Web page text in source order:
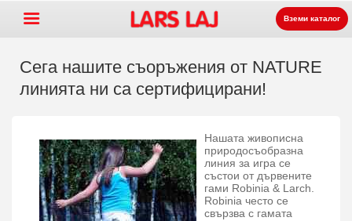
Go »
площадки
Парково и улично
оборудване
+
Спортни съоръжения +
Настилки +
Вземи каталог
Сега нашите съоръжения от NATURE
линията ни са сертифицирани!
Нашата живописна
природосъобразна
линия за игра се
състои от дървените
гами Robinia & Larch.
Robinia често се
свързва с гамата